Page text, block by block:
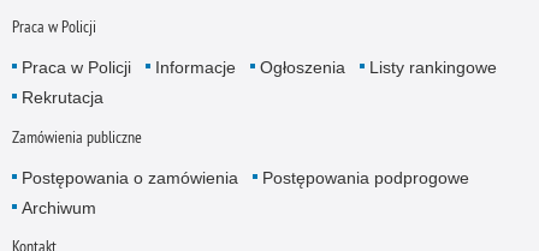
Praca w Policji
Praca w Policji Informacje Ogłoszenia
Listy rankingowe
Rekrutacja
Zamówienia publiczne
Postępowania o zamówienia
Postępowania podprogowe
Archiwum
Kontakt